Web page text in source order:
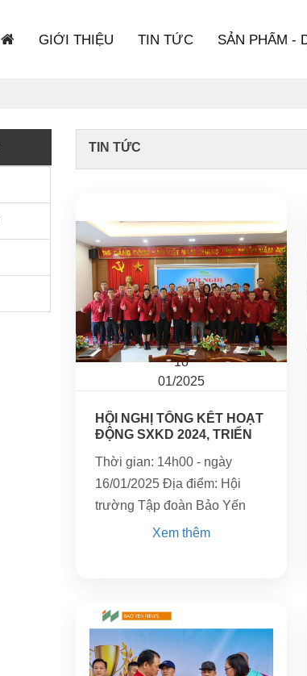
GIỚI THIỆU TIN TỨC SẢN PHẨM -
TIN TỨC
18
01/2025
HỘI NGHỊ TỔNG KẾT HOẠT
ĐỘNG SXKD 2024, TRIỂN
Thời gian: 14h00 - ngày
16/01/2025 Địa điểm: Hội
trường Tập đoàn Bảo Yến
Xem thêm